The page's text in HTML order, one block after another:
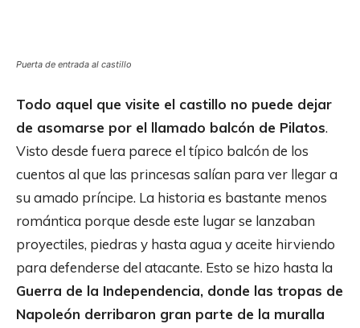
Puerta de entrada al castillo
Todo aquel que visite el castillo no puede dejar
de asomarse por el llamado balcón de Pilatos.
Visto desde fuera parece el típico balcón de los
cuentos al que las princesas salían para ver llegar a
su amado príncipe. La historia es bastante menos
romántica porque desde este lugar se lanzaban
proyectiles, piedras y hasta agua y aceite hirviendo
para defenderse del atacante. Esto se hizo hasta la
Guerra de la Independencia, donde las tropas de
Napoleón derribaron gran parte de la muralla